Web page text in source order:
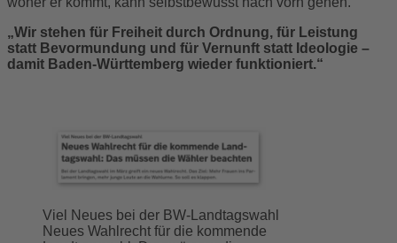
„Wir stehen für Freiheit durch Ordnung, für Leistung
statt Bevormundung und für Vernunft statt Ideologie –
damit Baden-Württemberg wieder funktioniert.“
Viel Neues bei der BW-Landtagswahl
Neues Wahlrecht für die kommende